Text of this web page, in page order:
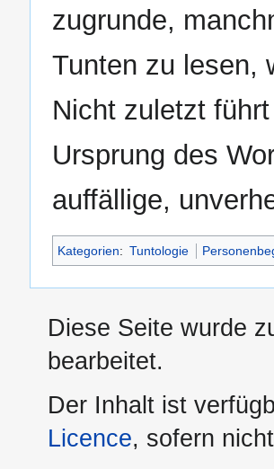
zugrunde,
Tunten zu lesen,
Nicht zuletzt
Ursprung des
auffällige,
Kategorien: Tuntologie
Diese Seite wurde
bearbeitet.
Der Inhalt ist
Licence, sofern